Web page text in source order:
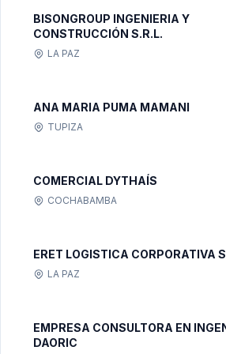
BISONGROUP INGENIERIA Y
CONSTRUCCIÓN S.R.L.
LA PAZ
ANA MARIA PUMA MAMANI
TUPIZA
COMERCIAL DYTHAÍS
COCHABAMBA
ERET
LA PAZ
EMPRESA CONSULTORA EN
DAORIC